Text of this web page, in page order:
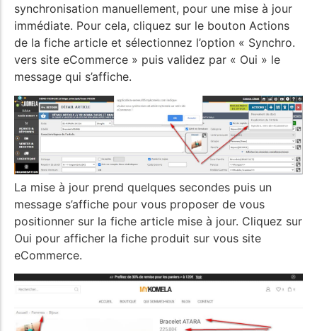
synchronisation manuellement, pour une mise à jour
immédiate. Pour cela, cliquez sur le bouton Actions
de la fiche article et sélectionnez l’option « Synchro.
vers site eCommerce » puis validez par « Oui » le
message qui s’affiche.
La mise à jour prend quelques secondes puis un
message s’affiche pour vous proposer de vous
positionner sur la fiche article mise à jour. Cliquez sur
Oui pour afficher la fiche produit sur vous site
eCommerce.